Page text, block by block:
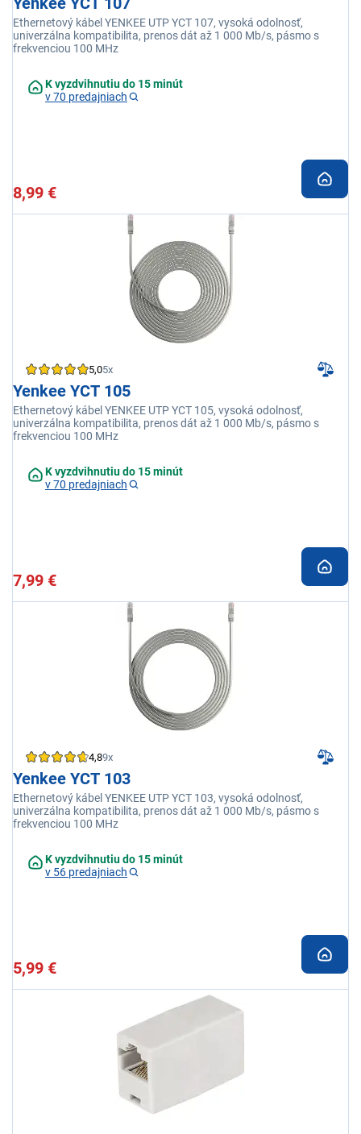
Ethernetový kábel YENKEE UTP YCT 107, vysoká odolnosť,
univerzálna kompatibilita, prenos dát až 1 000 Mb/s, pásmo s
frekvenciou 100 MHz
K vyzdvihnutiu do 15 minút
v 70 predajniach
8,99 €
5,05x
Yenkee YCT 105
Ethernetový kábel YENKEE UTP YCT 105, vysoká odolnosť,
univerzálna kompatibilita, prenos dát až 1 000 Mb/s, pásmo s
frekvenciou 100 MHz
K vyzdvihnutiu do 15 minút
v 70 predajniach
7,99 €
4,89x
Yenkee YCT 103
Ethernetový kábel YENKEE UTP YCT 103, vysoká odolnosť,
univerzálna kompatibilita, prenos dát až 1 000 Mb/s, pásmo s
frekvenciou 100 MHz
K vyzdvihnutiu do 15 minút
v 56 predajniach
5,99 €